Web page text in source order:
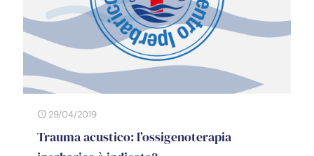
29/04/2019
Trauma acustico: l’ossigenoterapia